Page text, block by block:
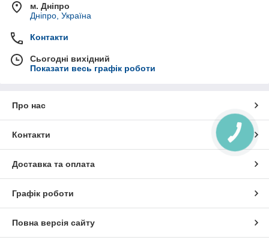
м. Дніпро
Дніпро, Україна
Контакти
Сьогодні вихідний
Показати весь графік роботи
Про нас
Контакти
Доставка та оплата
Графік роботи
Повна версія сайту